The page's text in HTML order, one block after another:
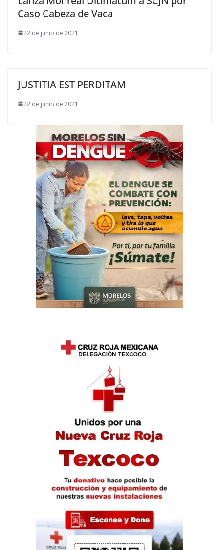
Caso Cabeza de Vaca
22 de junio de 2021
JUSTITIA EST PERDITAM
22 de junio de 2021